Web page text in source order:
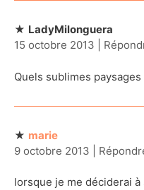
LadyMilonguera
15 octobre 2013
Quels sublimes paysages
marie
9 octobre 2013
lorsque je me déciderai